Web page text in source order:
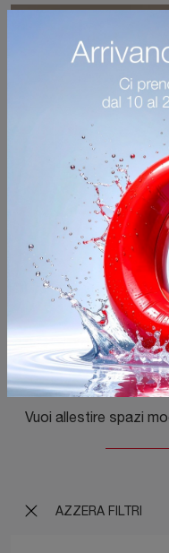
AZZERA FILTRI